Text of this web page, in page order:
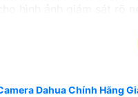
nghệ camera IP
dụng camera Dahua
camera này.
Dahua Chính Hãng